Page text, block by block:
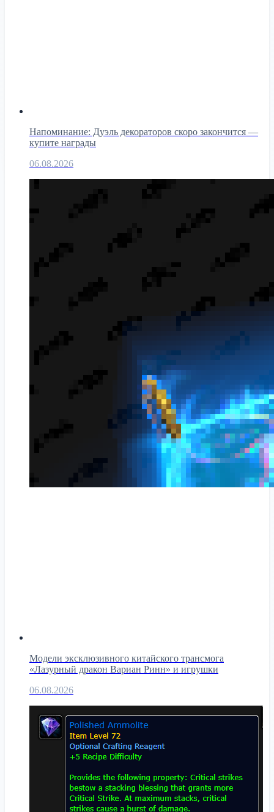
Напоминание: Дуэль декораторов скоро закончится —
купите награды
06.08.2026
Модели эксклюзивного китайского трансмога
«Лазурный дракон Вариан Ринн» и игрушки
06.08.2026